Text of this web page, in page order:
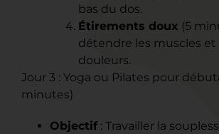
bas du dos.
Étirements doux (5
détendre les muscles et
douleurs.
Jour 3 : Yoga ou Pilates pour
minutes)
Objectif : Travailler la